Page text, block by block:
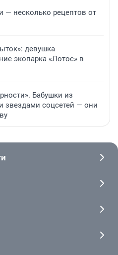
— несколько рецептов от
девушка
экопарка «Лотос» в
Бабушки из
звездами соцсетей — они